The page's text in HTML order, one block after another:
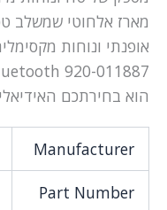
מארז אלחוטי שמשלב
920-011887
הוא בחירתכם
Manufacturer
Part Number